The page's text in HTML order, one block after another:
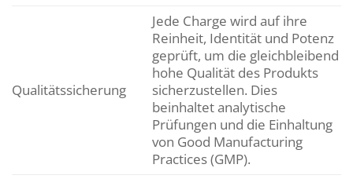
Qualitätssicherung
Jede Charge wird auf ihre
Reinheit, Identität und Potenz
geprüft, um die gleichbleibend
hohe Qualität des Produkts
sicherzustellen. Dies
beinhaltet analytische
Prüfungen und die Einhaltung
von Good Manufacturing
Practices (GMP).